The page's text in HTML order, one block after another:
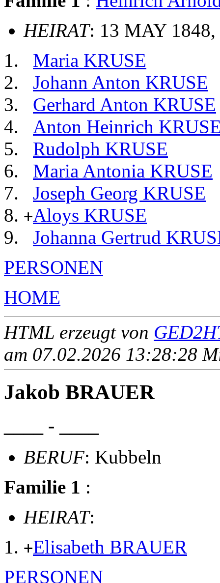
HEIRAT: 13 MAY
Maria KRUSE
Johann Anton KRUSE
Gerhard Anton KRUSE
Anton Heinrich
Rudolph KRUSE
Maria Antonia KRUSE
Joseph Georg KRUSE
+Aloys KRUSE
Johanna Gertrud
PERSONEN
HOME
HTML erzeugt von
am 07.02.2026 13:28:28
Jakob BRAUER
____ - ____
BERUF: Kubbeln
Familie 1 :
HEIRAT:
+Elisabeth BRAUER
PERSONEN